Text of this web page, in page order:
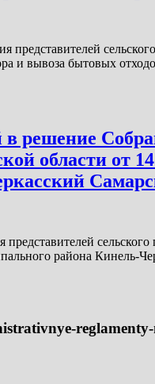
и вывоза бытовых
решение
области от
района Кинель-